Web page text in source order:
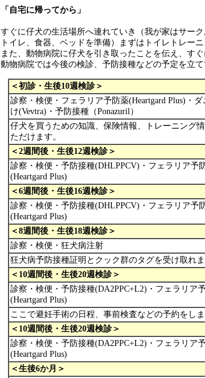
「自宅に帰ってから」
すぐに仔犬の生活場所へ連れていき（我が家はサー
トイレ、食器、ベッドを準備）まずはトイレトレーニ
また、動物病院に仔犬を引き取ったことを伝え、すぐ
動物病院では今後の検診、予防接種などの予定を立て
＜初診・生後10週検診＞
診察・検便・フェラリア予防薬(Heartgard Plus)・ダ
け(Vevtra)・予防接種（Ponazuril）
仔犬を買うための知識、保険情報、トレーニング
ただけます。
＜2週間後・生後12週検診＞
診察・検便・予防接種(DHLPPCV)・フェラリア予
(Heartgard Plus)
＜6週間後・生後16週検診＞
診察・検便・予防接種(DHLPPCV)・フェラリア予
(Heartgard Plus)
＜8週間後・生後18週検診＞
診察・検便・狂犬病注射
狂犬病予防接種証明とクック群のタグを受け取れま
＜10週間後・生後20週検診＞
診察・検便・予防接種(DA2PPC+L2)・フェラリア
(Heartgard Plus)
ここで避妊手術の日程、事前検査などの予約をしま
＜10週間後・生後20週検診＞
診察・検便・予防接種(DA2PPC+L2)・フェラリア
(Heartgard Plus)
＜生後6か月＞